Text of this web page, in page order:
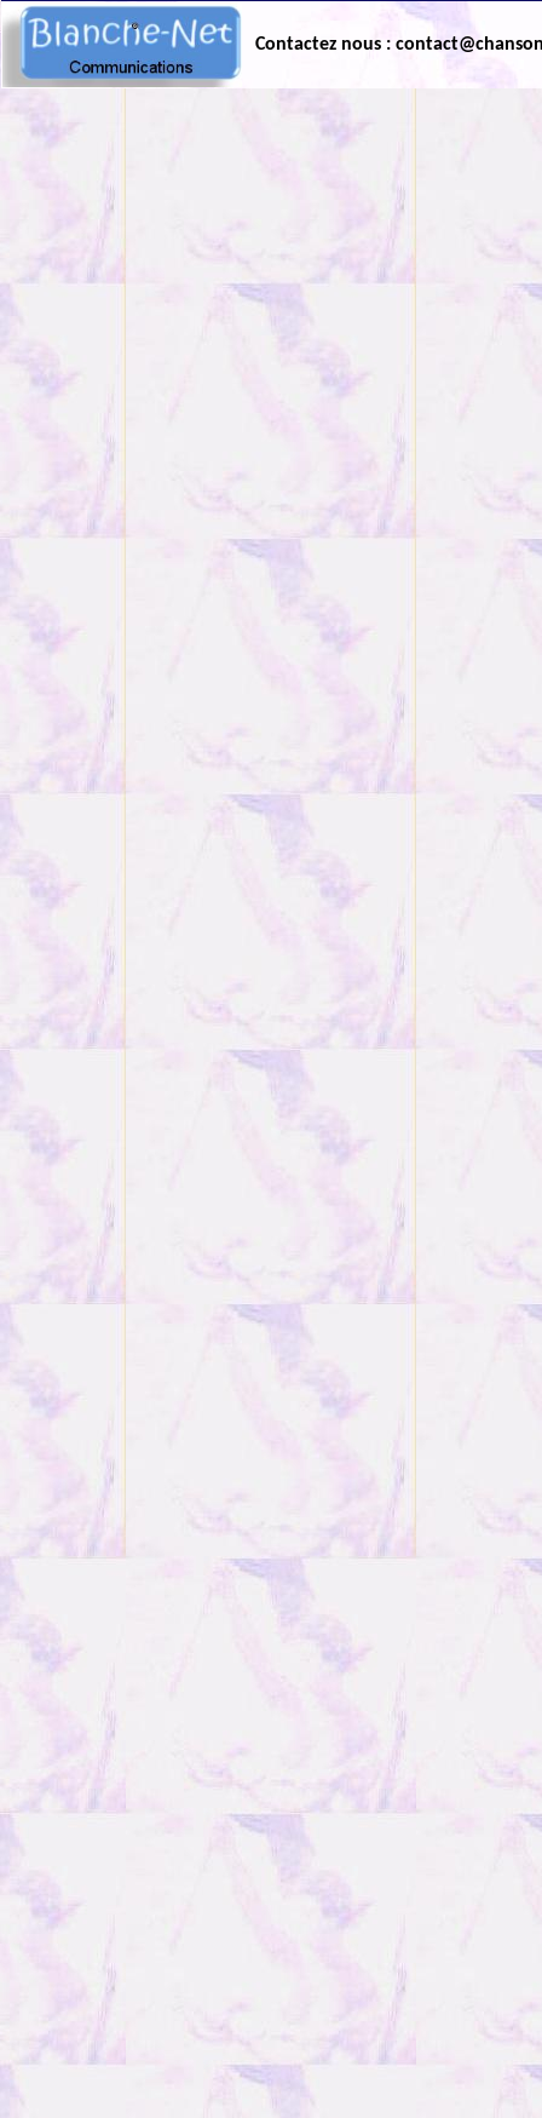
Contactez nous :